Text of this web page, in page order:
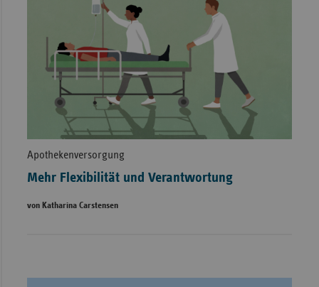
Apothekenversorgung
Mehr Flexibilität und Verantwortung
von Katharina Carstensen